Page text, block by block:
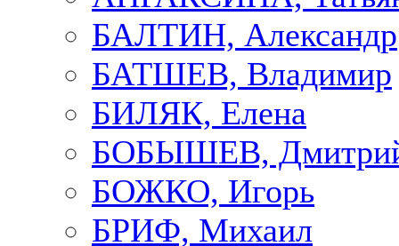
БАЛТИН, Александр
БАТШЕВ, Владимир
БИЛЯК, Елена
БОБЫШЕВ,
БОЖКО, Игорь
БРИФ, Михаил